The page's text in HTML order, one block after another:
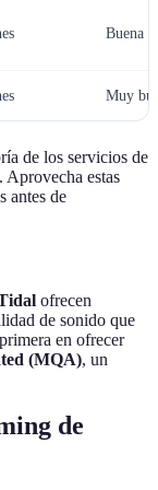
Buena
Muy
de los servicios de
Aprovecha estas
antes de
ofrecen
de sonido que
en ofrecer
(MQA), un
de